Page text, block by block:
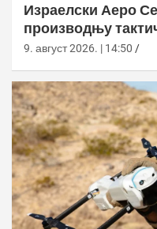
Израелски Аеро
производњу
нова тржишта
9. август 2026. | 14:50